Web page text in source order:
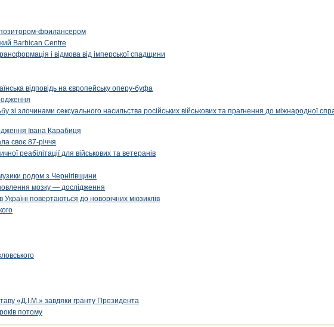
фрилансером
Barbican Centre
і відмова від імперської спадщини
відповідь на європейську оперу-буфа
зі злочинами сексуального насильства російських військових та прагнення до міжнародної
Івана Карабиця
своє 87-річчя
реабілітації для військових та ветеранів
родом з Чернігівщини
мозку — дослідження
Україні повертаються до новорічних мюзиклів
«Д.І.М.» завдяки гранту Президента
потому